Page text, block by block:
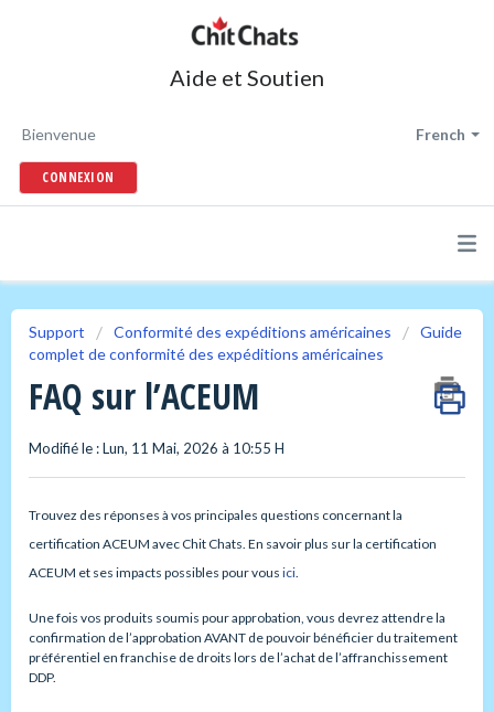
Aide et Soutien
French
Bienvenue
CONNEXION
Support Conformité des expéditions américaines
Guide
complet de conformité des expéditions américaines
FAQ sur l’ACEUM
Modifié le : Lun, 11 Mai, 2026 à 10:55 H
Trouvez des réponses à vos principales questions concernant la
certification ACEUM avec Chit Chats. En savoir plus sur la certification
ACEUM et ses impacts possibles pour vous ici.
Une fois vos produits soumis pour approbation, vous devrez attendre la
confirmation de l’approbation AVANT de pouvoir bénéficier du traitement
préférentiel en franchise de droits lors de l’achat de l’affranchissement
DDP.